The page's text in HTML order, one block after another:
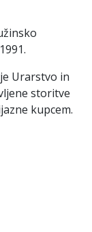
Urarstvo in
storitve
kupcem.